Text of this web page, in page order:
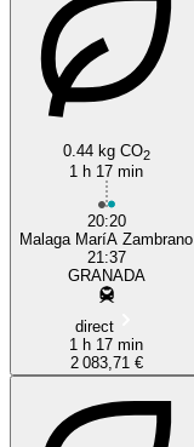
0.44 kg CO2
1 h 17 min
20:20
Malaga MaríA Zambrano
21:37
GRANADA
direct
1 h 17 min
2 083,71 €